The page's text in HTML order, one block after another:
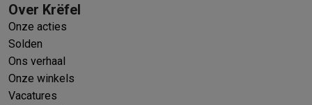
Over Krëfel
Onze acties
Solden
Ons verhaal
Onze winkels
Vacatures